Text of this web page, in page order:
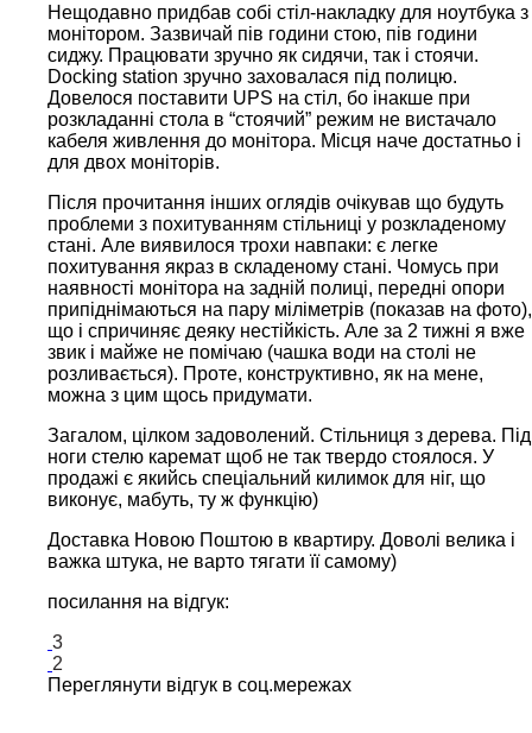
Нещодавно придбав собі стіл-накладку для ноутбука з
монітором. Зазвичай пів години стою, пів години
сиджу. Працювати зручно як сидячи, так і стоячи.
Docking station зручно заховалася під полицю.
Довелося поставити UPS на стіл, бо інакше при
розкладанні стола в “стоячий” режим не вистачало
кабеля живлення до монітора. Місця наче достатньо і
для двох моніторів.
Після прочитання інших оглядів очікував що будуть
проблеми з похитуванням стільниці у розкладеному
стані. Але виявилося трохи навпаки: є легке
похитування якраз в складеному стані. Чомусь при
наявності монітора на задній полиці, передні опори
припіднімаються на пару міліметрів (показав на фото),
що і спричиняє деяку нестійкість. Але за 2 тижні я вже
звик і майже не помічаю (чашка води на столі не
розливається). Проте, конструктивно, як на мене,
можна з цим щось придумати.
Загалом, цілком задоволений. Стільниця з дерева. Під
ноги стелю каремат щоб не так твердо стоялося. У
продажі є якийсь спеціальний килимок для ніг, що
виконує, мабуть, ту ж функцію)
Доставка Новою Поштою в квартиру. Доволі велика і
важка штука, не варто тягати її самому)
посилання на відгук:
3
2
Переглянути відгук в соц.мережах